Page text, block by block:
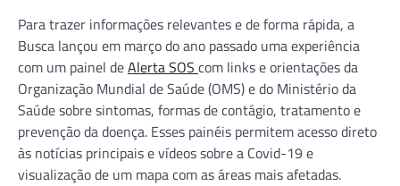
Para trazer informações relevantes e de forma rápida, a
Busca lançou em março do ano passado uma experiência
com um painel deAlerta SOS com links e orientações da
Organização Mundial de Saúde (OMS) e do Ministério da
Saúde sobre sintomas, formas de contágio, tratamento e
prevenção da doença. Esses painéis permitem acesso direto
às notícias principais e vídeos sobre a Covid-19 e
visualização de um mapa com as áreas mais afetadas.